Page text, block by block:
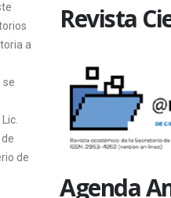
a
se
de
Revista
Agenda